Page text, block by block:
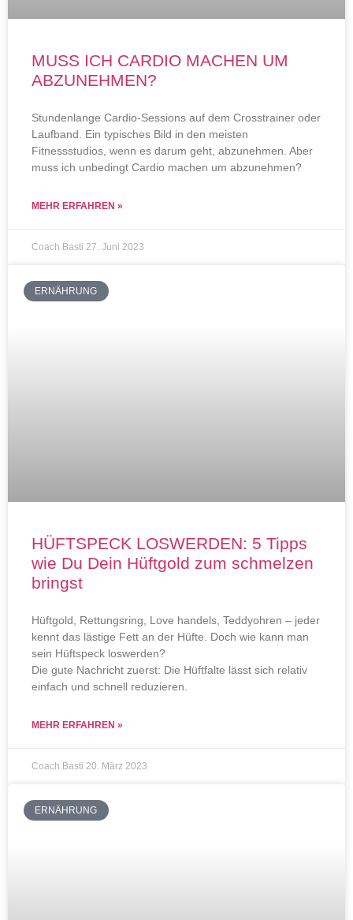
MUSS ICH CARDIO MACHEN UM
ABZUNEHMEN?
Stundenlange Cardio-Sessions auf dem Crosstrainer oder
Laufband. Ein typisches Bild in den meisten
Fitnessstudios, wenn es darum geht, abzunehmen. Aber
muss ich unbedingt Cardio machen um abzunehmen?
MEHR ERFAHREN »
Coach Basti 27. Juni 2023
ERNÄHRUNG
HÜFTSPECK LOSWERDEN: 5 Tipps
wie Du Dein Hüftgold zum schmelzen
bringst
Hüftgold, Rettungsring, Love handels, Teddyohren – jeder
kennt das lästige Fett an der Hüfte. Doch wie kann man
sein Hüftspeck loswerden?
Die gute Nachricht zuerst: Die Hüftfalte lässt sich relativ
einfach und schnell reduzieren.
MEHR ERFAHREN »
Coach Basti 20. März 2023
ERNÄHRUNG